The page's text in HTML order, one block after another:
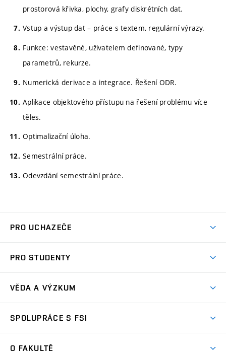
prostorová křivka, plochy, grafy diskrétních dat.
Vstup a výstup dat – práce s textem, regulární výrazy.
Funkce: vestavěné, uživatelem definované, typy
parametrů, rekurze.
Numerická derivace a integrace. Řešení ODR.
Aplikace objektového přístupu na řešení problému více
těles.
Optimalizační úloha.
Semestrální práce.
Odevzdání semestrální práce.
PRO UCHAZEČE
Ambasadoři studia
Zápisy
PRO STUDENTY
Studijní předpisy
Pro prváky
VĚDA A VÝZKUM
Oblasti výzkumu
SPOLUPRÁCE S FSI
O FAKULTĚ